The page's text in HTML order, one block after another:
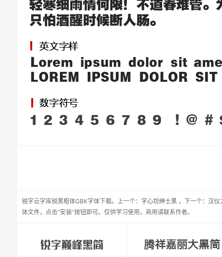
锐字云字库锐黑粗体GBK字体下载。 上一个： 字心坊绅士黑 ， 下一个： 汉仪
体文件，点击“安装”按钮即可。仅供学习使用，商用请联系作者。